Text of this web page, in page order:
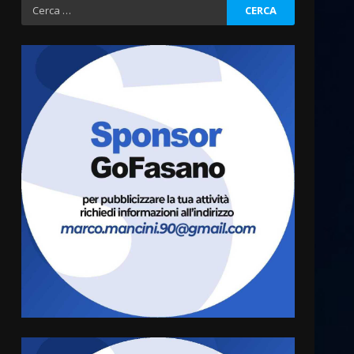
Ricerca
per:
Cura dei beni comuni e
cittadinanza attiva: online
l’avviso per la gestione
condivisa della Villetta di
Laureto
6 Agosto 2026 06:20
4
La magia del Minareto e la
prima assoluta de “L’Albergo
Belvedere. Il rapimento”
5
Serie D, l’Us Fasano è
escluso dal campionato